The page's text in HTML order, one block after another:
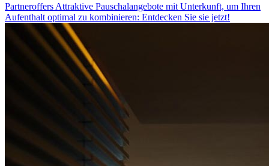
Partneroffers Attraktive Pauschalangebote mit Unterkunft, um Ihren
Aufenthalt optimal zu kombinieren: Entdecken Sie sie jetzt!